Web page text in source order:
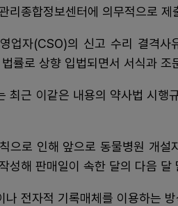
리종합정보센터에 의무적으로 제
업자(CSO)의 신고 수리 결격
률로 상향 입법되면서 서식과 조
최근 이같은 내용의 약사법 시행
으로 인해 앞으로 동물병원 개
성해 판매일이 속한 달의 다음
나 전자적 기록매체를 이용하는